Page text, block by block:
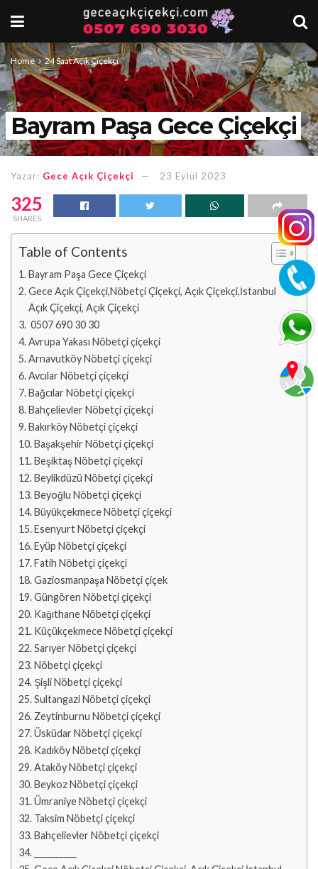
Home 24 Saat Açık Çiçekçi
Bayram Paşa Gece Çiçekçi
Yazar: Gece Açık Çiçekçi 23 Eylül 2023
325
SHARES
Table of Contents
Bayram Paşa Gece Çiçekçi
Gece Açık Çiçekçi,Nöbetçi Çiçekçi, Açık Çiçekçi,İstanbul
Açık Çiçekçi, Açık Çiçekçi
0507 690 30 30
Avrupa Yakası Nöbetçi çiçekçi
Arnavutköy Nöbetçi çiçekçi
Avcılar Nöbetçi çiçekçi
Bağcılar Nöbetçi çiçekçi
Bahçelievler Nöbetçi çiçekçi
Bakırköy Nöbetçi çiçekçi
Başakşehir Nöbetçi çiçekçi
Beşiktaş Nöbetçi çiçekçi
Beylikdüzü Nöbetçi çiçekçi
Beyoğlu Nöbetçi çiçekçi
Büyükçekmece Nöbetçi çiçekçi
Esenyurt Nöbetçi çiçekçi
Eyüp Nöbetçi çiçekçi
Fatih Nöbetçi çiçekçi
Gaziosmanpaşa Nöbetçi çiçek
Güngören Nöbetçi çiçekçi
Kağıthane Nöbetçi çiçekçi
Küçükçekmece Nöbetçi çiçekçi
Sarıyer Nöbetçi çiçekçi
Nöbetçi çiçekçi
Şişli Nöbetçi çiçekçi
Sultangazi Nöbetçi çiçekçi
Zeytinburnu Nöbetçi çiçekçi
Üsküdar Nöbetçi çiçekçi
Kadıköy Nöbetçi çiçekçi
Ataköy Nöbetçi çiçekçi
Beykoz Nöbetçi çiçekçi
Ümraniye Nöbetçi çiçekçi
Taksim Nöbetçi çiçekçi
Bahçelievler Nöbetçi çiçekçi